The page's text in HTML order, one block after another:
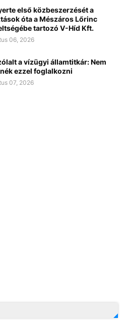
első közbeszerzését a
óta a Mészáros Lőrinc
tartozó V-Híd Kft.
06, 2026
a vízügyi államtitkár: Nem
ezzel foglalkozni
07, 2026